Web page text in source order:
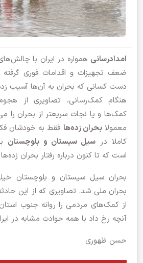
امدادرسانی همواره در ایران با
ضعف تجهیزات و اقدامات فوری
دست کسانی که بحران‌ به آن‌ها آسیب
هنگام کمک‌رسانی، تصاویری از
کمک‌ها و یا نجات سریعتر از بحران را
معمولابحران‌ زده‌ها فقط به خودشان
کاملا درسیل سیستان و بلوچستان
است که تا کنون درباره رفتار بحران
بحران سیل سیستان و بلوچستان
بحران ملی شد. تصاویری که از این
از کمک‌های مردمی را روانه جنوب
آنچه رخ داد با همه حوادث مشابه در
حسن ظهوری